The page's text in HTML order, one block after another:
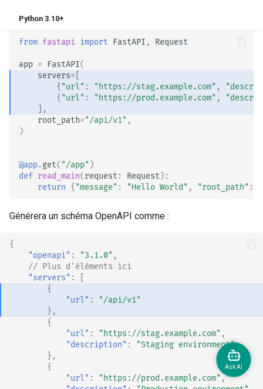
Python 3.10+
from fastapi import FastAPI , Request
app = FastAPI(
servers=
{ "url" : "https://stag.example.com" ,
{ "url" : "https://prod.example.com" ,
],
root_path="/api/v1" ,
)
@app.get( "/app" )
def read_main(request : Request ):
return { "message" : "Hello World" , "root_path" :
Générera un schéma OpenAPI comme :
{
"openapi" : "3.1.0" ,
// Plus d'éléments ici
"servers" :
{
"url" :
"/api/v1"
},
{
"url" : "https://stag.example.com" ,
"description" :
"Staging environment"
},
{
"url" : "https://prod.example.com" ,